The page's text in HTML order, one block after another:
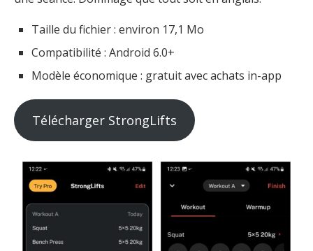
Taille du fichier : environ 17,1 Mo
Compatibilité : Android 6.0+
Modèle économique : gratuit avec achats in-app
Télécharger StrongLifts